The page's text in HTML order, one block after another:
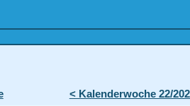
< Kalenderwoche 22/